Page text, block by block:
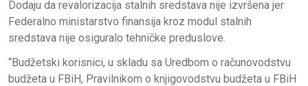
Dodaju da revalorizacija stalnih sredstava nije izvršena jer
Federalno ministarstvo finansija kroz modul stalnih
sredstava nije osiguralo tehničke preduslove.
“Budžetski korisnici, u skladu sa Uredbom o računovodstvu
budžeta u FBiH, Pravilnikom o knjigovodstvu budžeta u FBiH